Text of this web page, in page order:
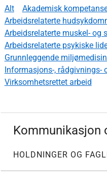
Alt Akademisk
Arbeidsrelaterte
Arbeidsrelaterte muskel- og
Arbeidsrelaterte psykiske
Grunnleggende
Informasjons-,
Virksomhetsrettet arbeid
Kommunikasjon
HOLDNINGER OG